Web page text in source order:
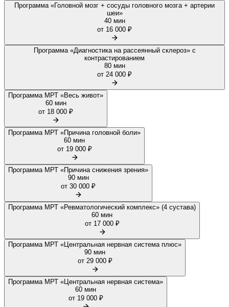
Программа «Головной мозг + сосуды головного мозга + артерии
шеи»
40 мин
от 16 000 ₽
Программа «Диагностика на рассеянный склероз» с
контрастированием
80 мин
от 24 000 ₽
Программа МРТ «Весь живот»
60 мин
от 18 000 ₽
Программа МРТ «Причина головной боли»
60 мин
от 19 000 ₽
Программа МРТ «Причина снижения зрения»
90 мин
от 30 000 ₽
Программа МРТ «Ревматологический комплекс» (4 сустава)
60 мин
от 17 000 ₽
Программа МРТ «Центральная нервная система плюс»
90 мин
от 29 000 ₽
Программа МРТ «Центральная нервная система»
60 мин
от 19 000 ₽